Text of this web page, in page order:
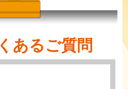
あるご質問